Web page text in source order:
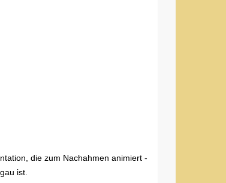
die zum Nachahmen animiert -
ist.